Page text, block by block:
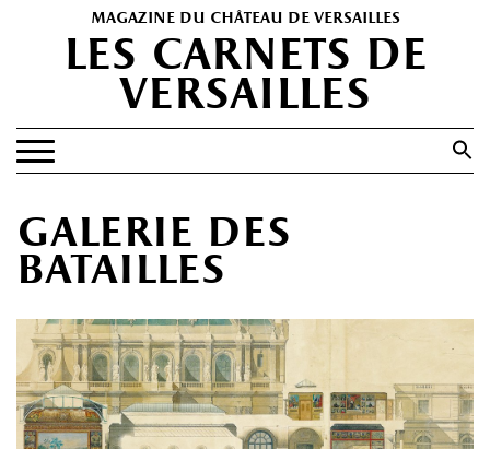
magazine du château de versailles
les carnets de
versailles
Search Button
PATRIMOINE
PORTFOLIOS
HISTOIRE(S)
LES +
galerie des
batailles